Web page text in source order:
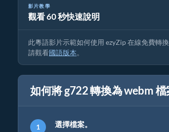
影片教學
觀看 60 秒快速說明
如何在線上免費轉換 g722 檔案
此粵語影片示範如何使用 ezyZip 在線免費轉
請觀看國語版本。
如何將 g722 轉換為 webm 檔
選擇檔案。